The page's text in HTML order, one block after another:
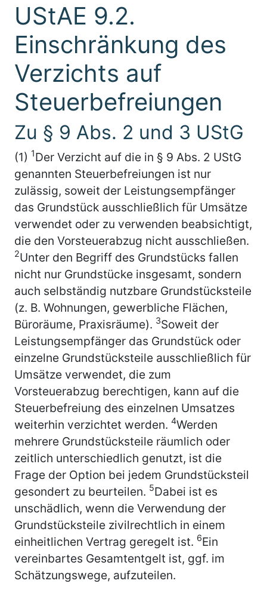
UStAE 9.2.
Einschränkung des
Verzichts auf
Steuerbefreiungen
Zu § 9 Abs. 2 und 3 UStG
(1) 1Der Verzicht auf die in § 9 Abs. 2 UStG
genannten Steuerbefreiungen ist nur
zulässig, soweit der Leistungsempfänger
das Grundstück ausschließlich für Umsätze
verwendet oder zu verwenden beabsichtigt,
die den Vorsteuerabzug nicht ausschließen.
2Unter den Begriff des Grundstücks fallen
nicht nur Grundstücke insgesamt, sondern
auch selbständig nutzbare Grundstücksteile
(z. B. Wohnungen, gewerbliche Flächen,
Büroräume, Praxisräume). 3Soweit der
Leistungsempfänger das Grundstück oder
einzelne Grundstücksteile ausschließlich für
Umsätze verwendet, die zum
Vorsteuerabzug berechtigen, kann auf die
Steuerbefreiung des einzelnen Umsatzes
weiterhin verzichtet werden. 4Werden
mehrere Grundstücksteile räumlich oder
zeitlich unterschiedlich genutzt, ist die
Frage der Option bei jedem Grundstücksteil
gesondert zu beurteilen. 5Dabei ist es
unschädlich, wenn die Verwendung der
Grundstücksteile zivilrechtlich in einem
einheitlichen Vertrag geregelt ist. 6Ein
vereinbartes Gesamtentgelt ist, ggf. im
Schätzungswege, aufzuteilen.